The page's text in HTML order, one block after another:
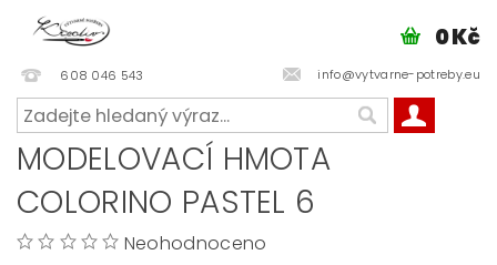
608 046 543 info@vytvarne-potreby.eu
0 Kč
MODELOVACÍ HMOTA
COLORINO PASTEL 6
Neohodnoceno